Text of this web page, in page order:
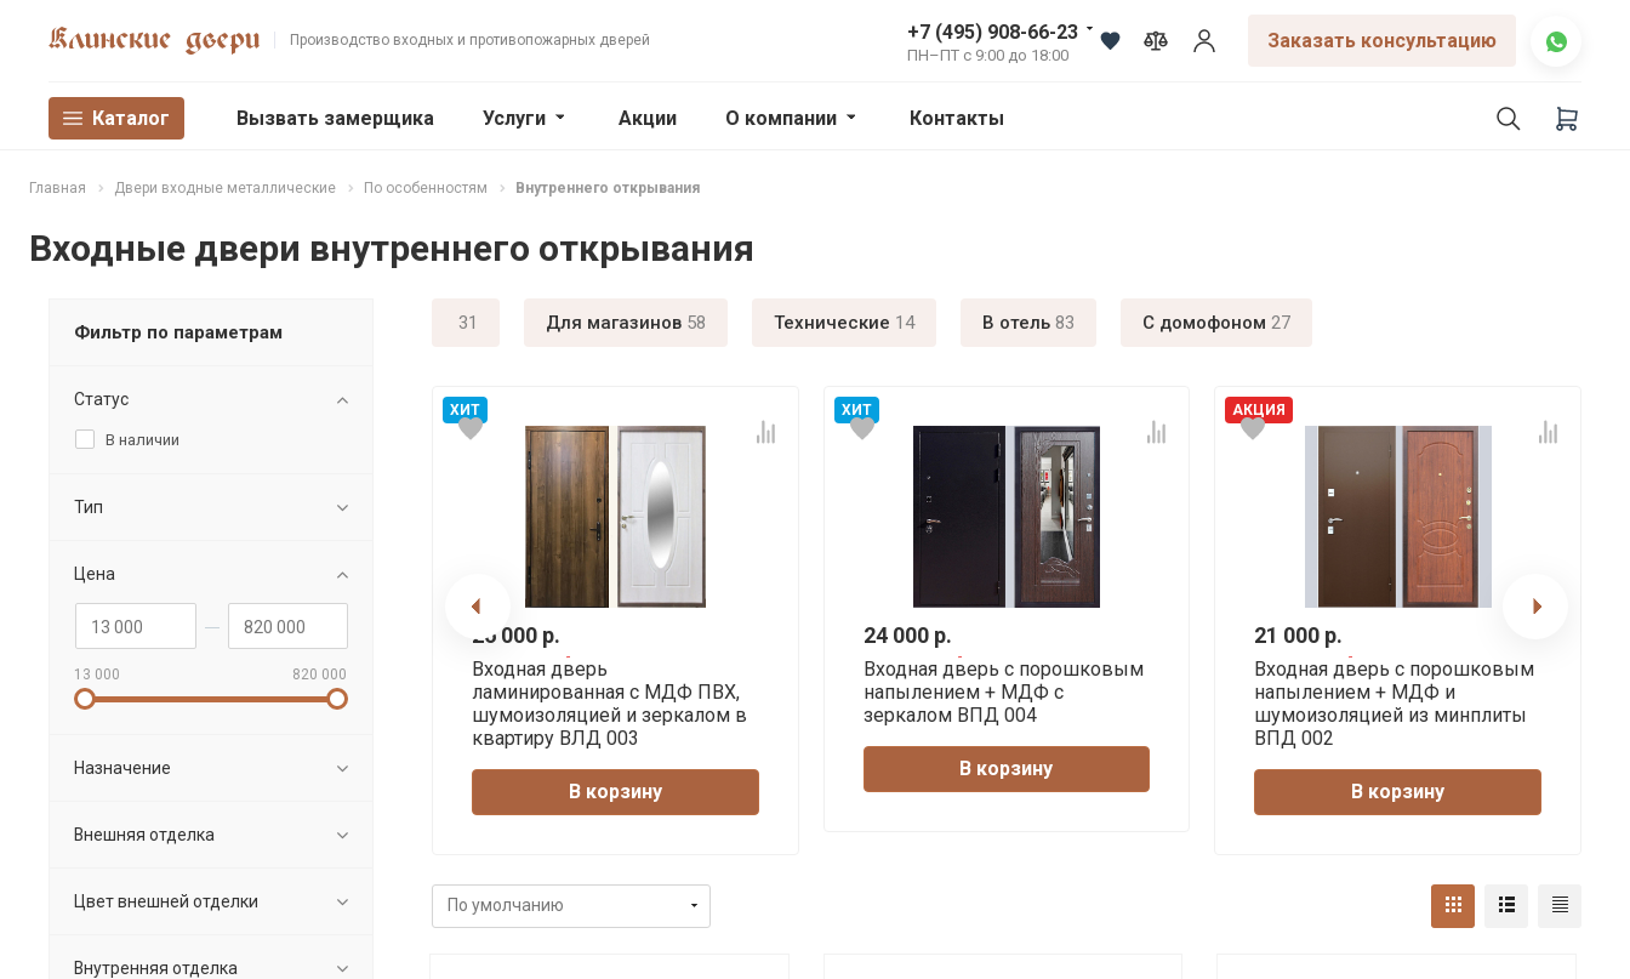
Производство входных и противопожарных дверей +7 (495) 908-66-23
ПН–ПТ с 9:00 до 18:00
Заказать консультацию
Каталог Вызвать замерщика Услуги Акции О компании Контакты
Главная Двери входные металлические По особенностям Внутреннего открывания
Входные двери внутреннего открывания
31 Для магазинов 58 Технические 14 В отель 83 С домофоном 27
ХИТ
26 000 р.
Входная дверь
ламинированная с МДФ ПВХ,
шумоизоляцией и зеркалом в
квартиру ВЛД 003
В корзину
ХИТ
24 000 р.
Входная дверь с порошковым
напылением + МДФ с
зеркалом ВПД 004
В корзину
АКЦИЯ
21 000 р.
Входная дверь с порошковым
напылением + МДФ и
шумоизоляцией из минплиты
ВПД 002
В корзину
Фильтр по параметрам
Статус
В наличии
Тип
Цена
13 000 820 000
Назначение
Внешняя отделка
Цвет внешней отделки
Внутренняя отделка